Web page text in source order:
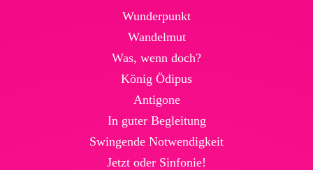
Wunderpunkt
Wandelmut
Was, wenn doch?
König Ödipus
Antigone
In guter Begleitung
Swingende Not­wendig­keit
Jetzt oder Sinfonie!